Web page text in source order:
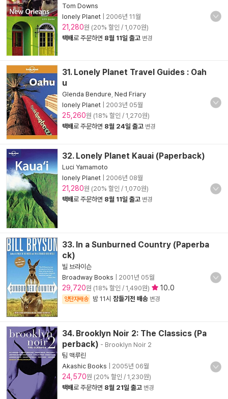
Tom Downs
lonely Planet
2006년 11월
21,280원 (20% 할인 / 1,070원)
택배로 주문하면 8월 11일 출고 변경
31. Lonely Planet Travel Guides : Oah
u
Glenda Bendure Ned Friary
lonely Planet
2003년 05월
25,260원 (18% 할인 / 1,270원)
택배로 주문하면 8월 24일 출고 변경
32. Lonely Planet Kauai (Paperback)
Luci Yamamoto
lonely Planet
2006년 08월
21,280원 (20% 할인 / 1,070원)
택배로 주문하면 8월 11일 출고 변경
33. In a Sunburned Country (Paperba
ck)
빌 브라이슨
Broadway Books
2001년 05월
29,720원 (18% 할인 / 1,490원) 10.0
양탄자배송 밤 11시 잠들기전 배송 변경
34. Brooklyn Noir 2: The Classics (Pa
perback) - Brooklyn Noir 2
팀 맥루린
Akashic Books
2005년 06월
24,570원 (20% 할인 / 1,230원)
택배로 주문하면 8월 21일 출고 변경